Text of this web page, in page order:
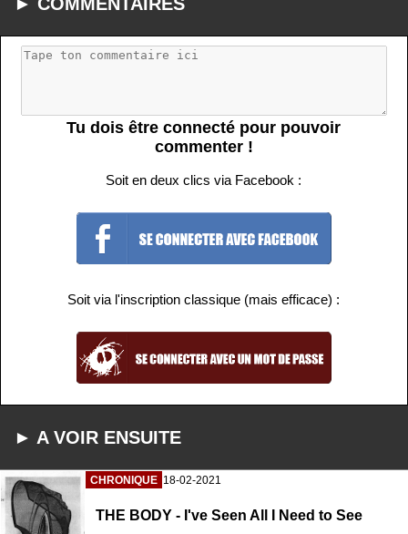
Tu dois être connecté pour pouvoir
commenter !
Soit en deux clics via Facebook :
Soit via l'inscription classique (mais efficace) :
► A VOIR ENSUITE
CHRONIQUE 18-02-2021
THE BODY - I've Seen All I Need to See